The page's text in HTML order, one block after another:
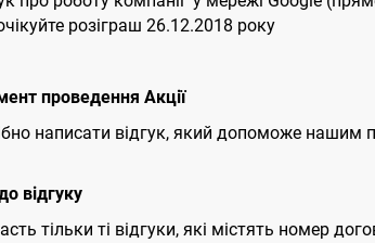
розіграш 26.12.2018 року
проведення Акції
написати відгук, який допоможе
відгуку
тільки ті відгуки, які містять номер